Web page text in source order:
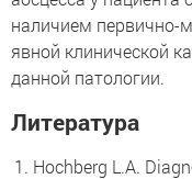
наличием первично-
явной клинической
данной патологии.
Литература
Hochberg L.A.